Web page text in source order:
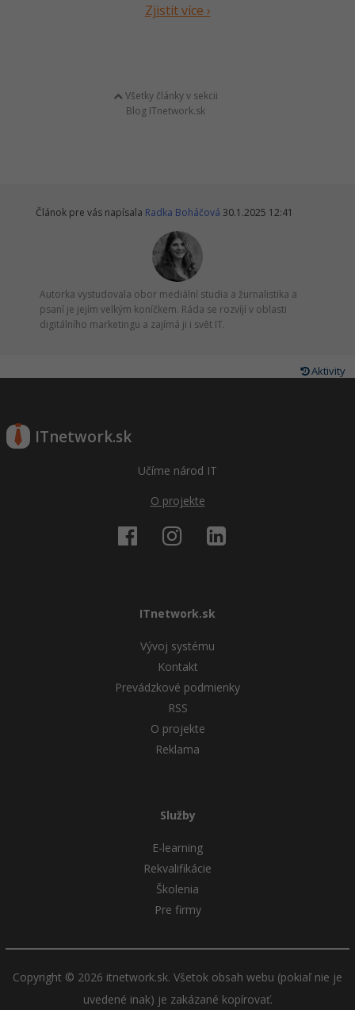
Zjistit více ›
Všetky články v sekcii
Blog ITnetwork.sk
Článok pre vás napísala Radka Boháčová 30.1.2025 12:41
Autorka vystudovala obor mediální studia a žurnalistika a
psaní je jejím velkým koníčkem. Ráda se rozvíjí v oblasti
digitálního marketingu a zajímá ji i svět IT.
Aktivity
ITnetwork.sk
Učíme národ IT
O projekte
ITnetwork.sk
Vývoj systému
Kontakt
Prevádzkové podmienky
RSS
O projekte
Reklama
Služby
E-learning
Rekvalifikácie
Školenia
Pre firmy
Copyright © 2026 itnetwork.sk. Všetok obsah webu (pokiaľ nie je
uvedené inak) je zakázané kopírovať.